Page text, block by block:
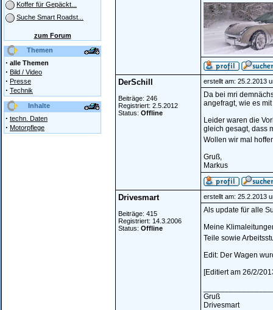
Koffer für Gepäckt...
Suche Smart Roadst...
zum Forum
Themen
· alle Themen
· Bild / Video
· Presse
· Technik
Inhalte
· techn. Daten
· Motorpflege
DerSchill
Beiträge: 246
Registriert: 2.5.2012
Status: Offline
erstellt am: 25.2.2013
Da bei mri
angefragt, wie es
Leider waren die
gleich gesagt, dass
Wollen wir mal
Gruß,
Markus
Drivesmart
Beiträge: 415
Registriert: 14.3.2006
Status: Offline
erstellt am: 25.2.2013
Als update für alle
Meine
Teile sowie
Edit: Der Wagen
[Editiert am 26/2/
Gruß
Drivesmart